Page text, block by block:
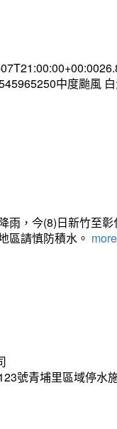
中度颱風
雨，今(8)日新竹至
區請慎防積水。
號青埔里區域停水